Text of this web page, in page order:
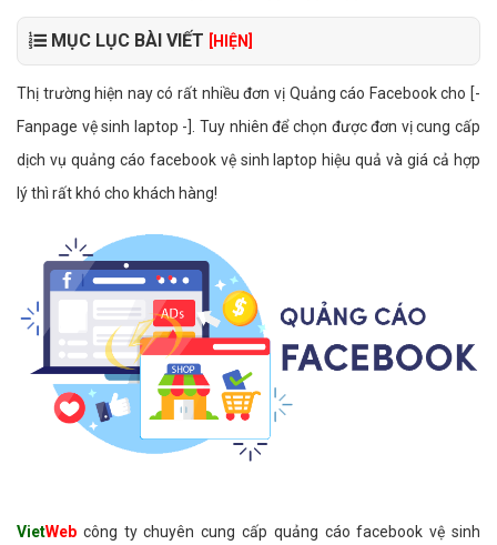
MỤC LỤC BÀI VIẾT [HIỆN]
Thị trường hiện nay có rất nhiều đơn vị Quảng cáo Facebook cho [-
Fanpage vệ sinh laptop -]. Tuy nhiên để chọn được đơn vị cung cấp
dịch vụ quảng cáo facebook vệ sinh laptop hiệu quả và giá cả hợp
lý thì rất khó cho khách hàng!
VietWeb công ty chuyên cung cấp quảng cáo facebook vệ sinh